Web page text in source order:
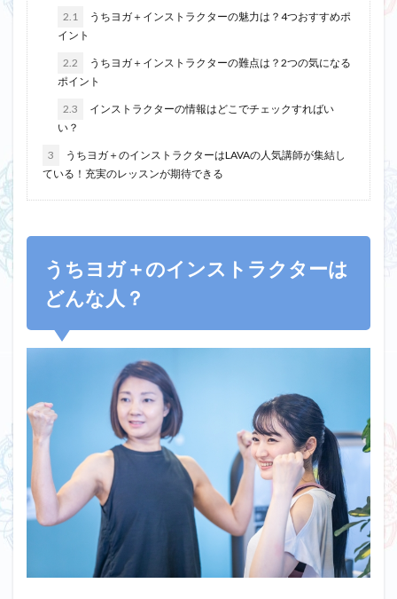
2.1
うちヨガ＋インストラクターの魅力は？4つおすすめポ
イント
2.2
うちヨガ＋インストラクターの難点は？2つの気になる
ポイント
2.3
インストラクターの情報はどこでチェックすればい
い？
3
うちヨガ＋のインストラクターはLAVAの人気講師が集結し
ている！充実のレッスンが期待できる
うちヨガ＋のインストラクターは
どんな人？